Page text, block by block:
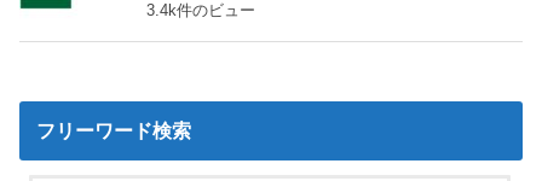
3.4k件のビュー
フリーワード検索